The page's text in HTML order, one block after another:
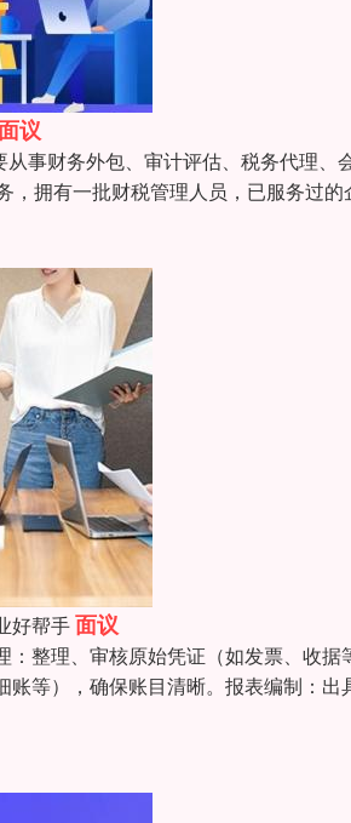
议
事财务外包、审计评估、税务代理
，拥有一批财税管理人员，已服务过
好帮手面议
整理、审核原始凭证（如发票、收
账等），确保账目清晰。报表编制：